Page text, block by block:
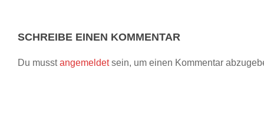
SCHREIBE EINEN KOMMENTAR
Du musstangemeldetsein, um einen Kommentar